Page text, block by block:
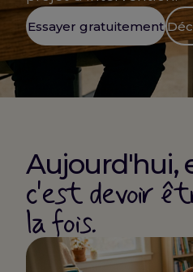
Essayer gratuitement
Aujourd'hui,
c'est devoir
la fois.